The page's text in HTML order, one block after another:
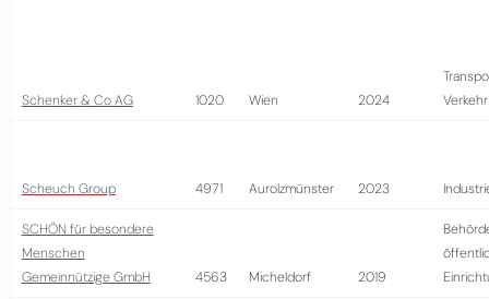
Schenker & Co AG 1020 Wien 2024
Verkehr
Scheuch Group 4971 Aurolzmünster 2023
SCHÖN für besondere
Menschen
Gemeinnützige GmbH
4563 Micheldorf 2019